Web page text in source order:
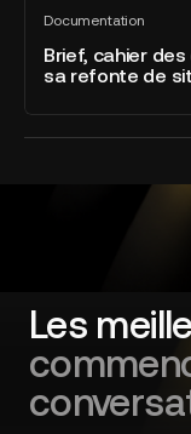
the
plateforme
Documentation
Tout
voir
Brief, cahier
sa refonte de
cahier
des
charges
site
web
et
la
Les